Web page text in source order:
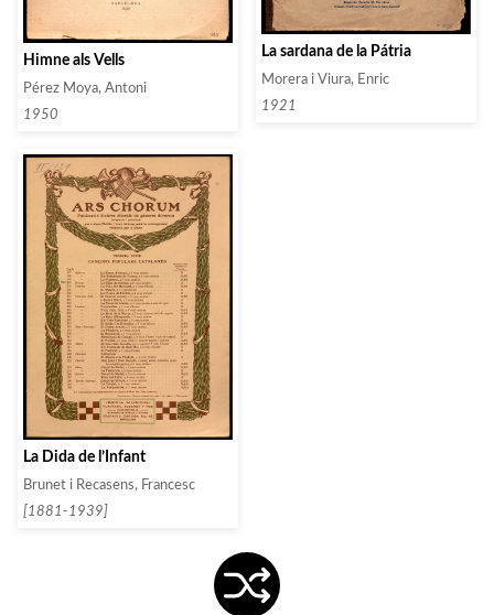
Himne als Vells
Pérez Moya, Antoni
1950
La sardana de la Pátria
Morera i Viura, Enric
1921
La Dida de l’Infant
Brunet i Recasens, Francesc
[1881-1939]